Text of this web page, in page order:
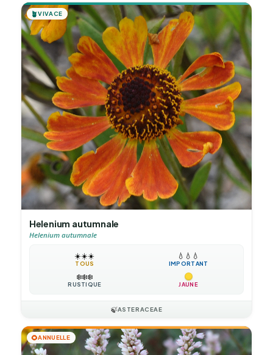
🪴VIVACE
Helenium autumnale
Helenium autumnale
☀️☀️☀️
TOUS
💧 💧 💧
IMPORTANT
❄️❄️❄️
RUSTIQUE JAUNE
🍃ASTERACEAE
🌻ANNUELLE